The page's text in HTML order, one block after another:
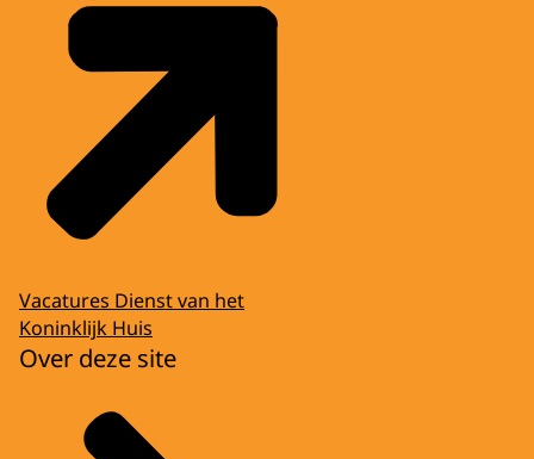
Vacatures Dienst van het
Koninklijk Huis
Over deze site